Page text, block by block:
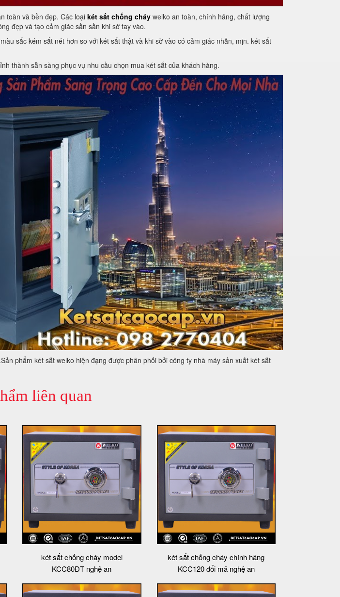
toàn và bền đẹp. Các loại két sắt chống cháy welko an toàn, chính hãng, chất lượng
đẹp và tạo cảm giác sần sần khi sờ tay vào.
sắc kém sắt nét hơn so với két sắt thật và khi sờ vào có cảm giác nhẵn, mịn. két sắt
thành sẵn sàng phục vụ nhu cầu chọn mua két sắt của khách hàng.
phẩm két sắt welko hiện đạng được phân phối bởi công ty nhà máy sản xuất két sắt
liên quan
két sắt chống cháy model
KCC80ĐT nghệ an
két sắt chống cháy chính hãng
KCC120 đổi mã nghệ an